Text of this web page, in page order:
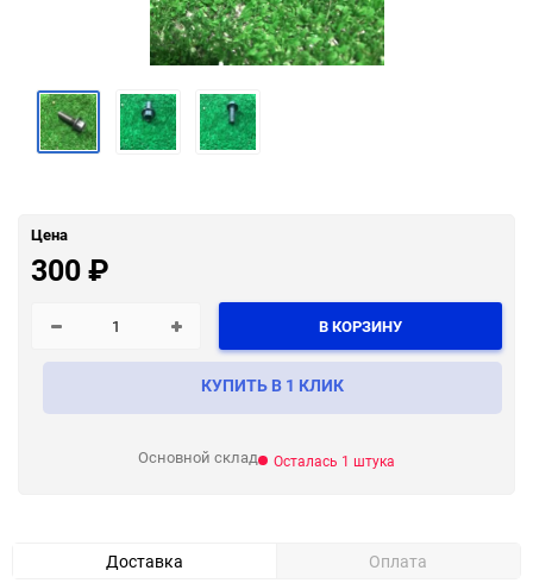
Цена
300₽
В КОРЗИНУ
КУПИТЬ В 1 КЛИК
Основной склад Осталась 1 штука
Доставка Оплата